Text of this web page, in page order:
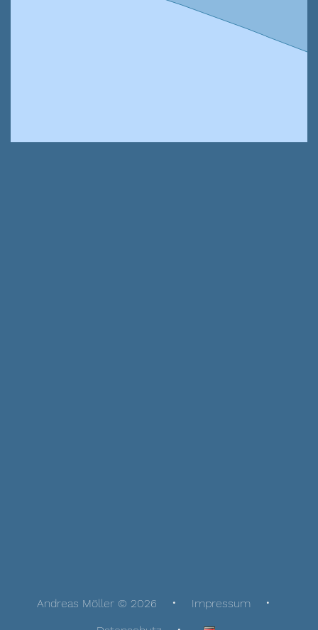
Andreas Möller © 2026
Impressum